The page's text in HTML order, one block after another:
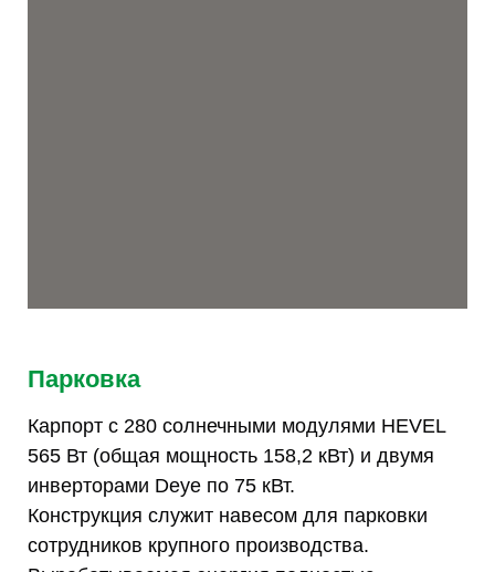
Парковка
Карпорт с 280 солнечными модулями HEVEL
565 Вт (общая мощность 158,2 кВт) и двумя
инверторами Deye по 75 кВт.
Конструкция служит навесом для парковки
сотрудников крупного производства.